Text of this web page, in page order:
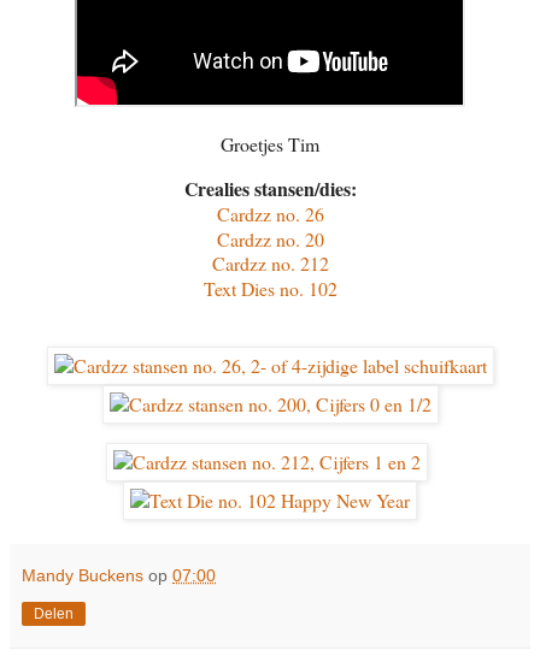
Groetjes Tim
Crealies stansen/dies:
Cardzz no. 26
Cardzz no. 20
Cardzz no. 212
Text Dies no. 102
Mandy Buckens op 07:00
Delen